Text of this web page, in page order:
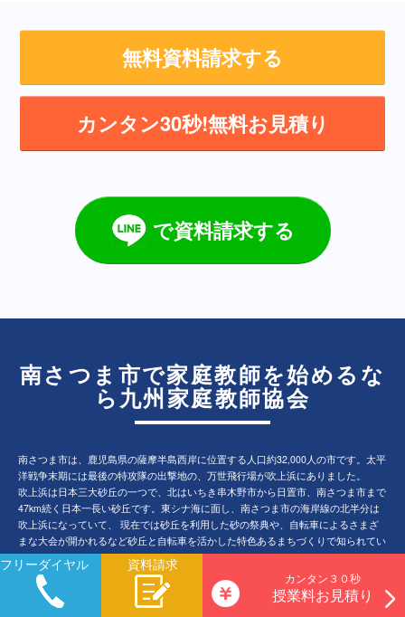
無料資料請求する
カンタン30秒!無料お見積り
で資料請求する
南さつま市で家庭教師を始めるな
ら九州家庭教師協会
南さつま市は、鹿児島県の薩摩半島西岸に位置する人口約32,000人の市です。太平
洋戦争末期には最後の特攻隊の出撃地の、万世飛行場が吹上浜にありました。
吹上浜は日本三大砂丘の一つで、北はいちき串木野市から日置市、南さつま市まで
47km続く日本一長い砂丘です。東シナ海に面し、南さつま市の海岸線の北半分は
吹上浜になっていて、 現在では砂丘を利用した砂の祭典や、自転車によるさまざ
まな大会が開かれるなど砂丘と自転車を活かした特色あるまちづくりで知られてい
ます。
南さつま市特産の農産物には加世田のかぼちゃ、加世田砂丘らっきょう、きんかん
春姫などがあります。なかでも加世田のかぼちゃは京浜、京阪神を中心に出荷さ
れ、市場でも高い人気を誇っています。 平成3年に鹿児島県の「かごしまブランド
フリーダイヤル 資料請求
カンタン３０秒
授業料お見積り